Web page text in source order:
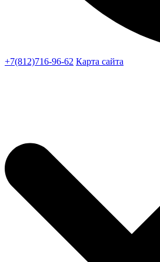
+7(812)716-96-62 Карта сайта